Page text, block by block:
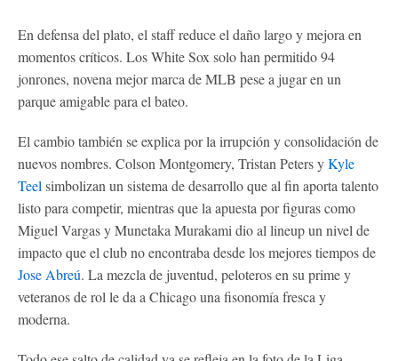
En defensa del plato, el staff reduce el daño largo y mejora en
momentos críticos. Los White Sox solo han permitido 94
jonrones, novena mejor marca de MLB pese a jugar en un
parque amigable para el bateo.
El cambio también se explica por la irrupción y consolidación de
nuevos nombres. Colson Montgomery, Tristan Peters yKyle
Teelsimbolizan un sistema de desarrollo que al fin aporta talento
listo para competir, mientras que la apuesta por figuras como
Miguel Vargas y Munetaka Murakami dio al lineup un nivel de
impacto que el club no encontraba desde los mejores tiempos de
Jose Abreú. La mezcla de juventud, peloteros en su prime y
veteranos de rol le da a Chicago una fisonomía fresca y
moderna.